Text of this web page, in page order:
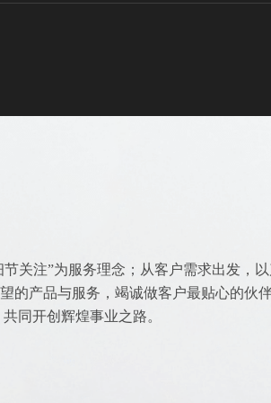
关注”为服务理念；从客户需求出发，
的产品与服务，竭诚做客户最贴心的伙
同开创辉煌事业之路。